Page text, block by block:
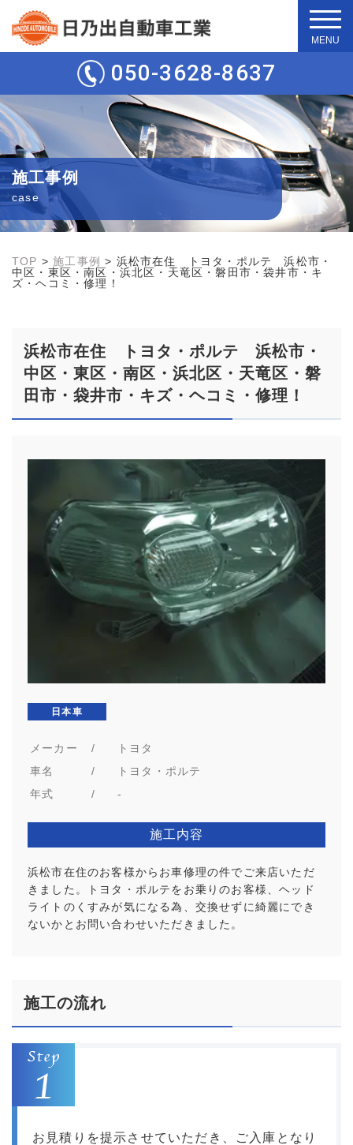
t
o
g
e
n
a
v
g
a
t
i
o
050-3628-8637
施工事例
case
TOP >施工事例 > 浜松市在住 トヨタ・ポルテ 浜松市・
中区・東区・南区・浜北区・天竜区・磐田市・袋井市・キ
ズ・ヘコミ・修理！
浜松市在住 トヨタ・ポルテ 浜松市・
中区・東区・南区・浜北区・天竜区・磐
田市・袋井市・キズ・ヘコミ・修理！
日本車
メーカー /
トヨタ
車名
/
トヨタ・ポルテ
年式
/ -
施工内容
浜松市在住のお客様からお車修理の件でご来店いただ
きました。トヨタ・ポルテをお乗りのお客様、ヘッド
ライトのくすみが気になる為、交換せずに綺麗にでき
ないかとお問い合わせいただきました。
施工の流れ
お見積りを提示させていただき、ご入庫となり